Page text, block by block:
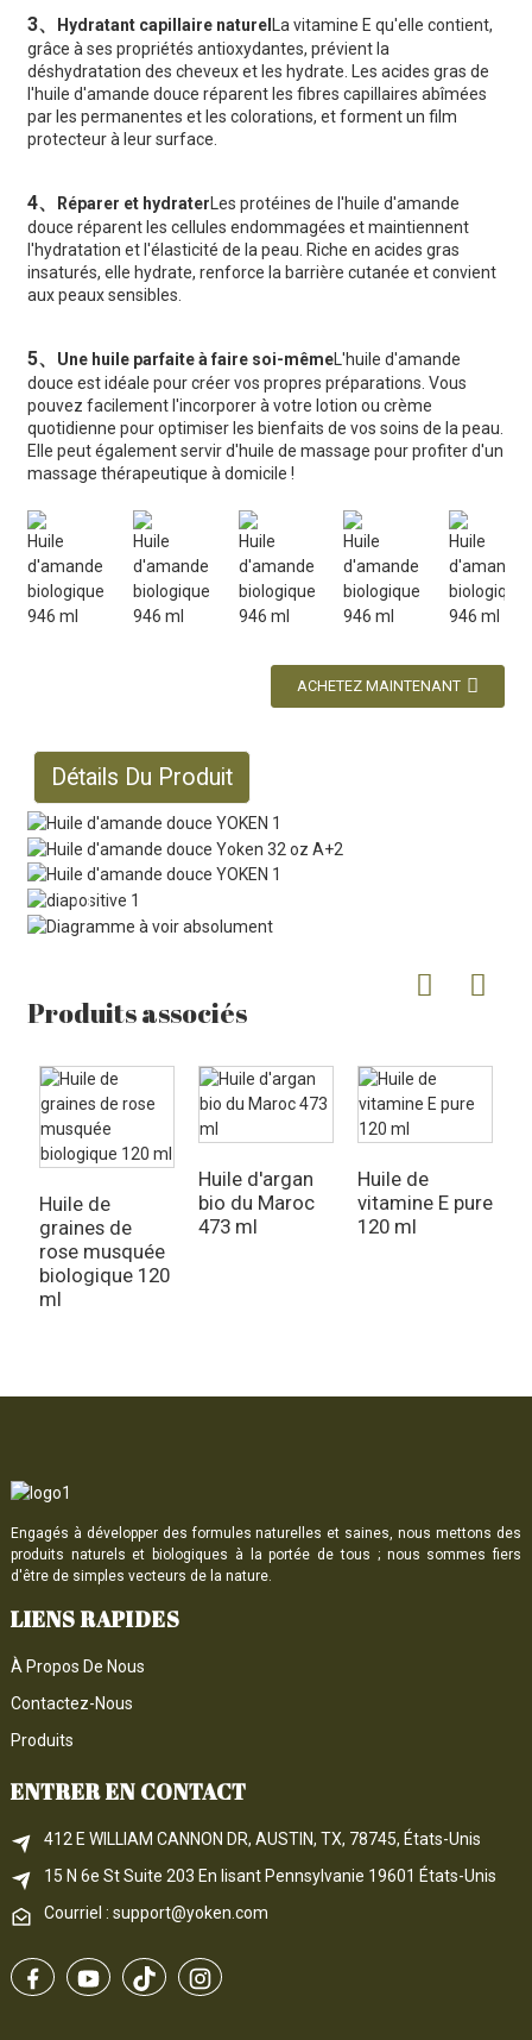
3、 Hydratant capillaire naturel
La vitamine E qu'elle contient,
grâce à ses propriétés antioxydantes, prévient la
déshydratation des cheveux et les hydrate. Les acides gras de
l'huile d'amande douce réparent les fibres capillaires abîmées
par les permanentes et les colorations, et forment un film
protecteur à leur surface.
4、 Réparer et hydrater Les protéines de l'huile d'amande
douce réparent les cellules endommagées et maintiennent
l'hydratation et l'élasticité de la peau. Riche en acides gras
insaturés, elle hydrate, renforce la barrière cutanée et convient
aux peaux sensibles.
5、 Une huile parfaite à faire soi-mêmeL'huile d'amande
douce est idéale pour créer vos propres préparations. Vous
pouvez facilement l'incorporer à votre lotion ou crème
quotidienne pour optimiser les bienfaits de vos soins de la peau.
Elle peut également servir d'huile de massage pour profiter d'un
massage thérapeutique à domicile !
ACHETEZ MAINTENANT
Détails Du Produit
Produits associés
Huile de
graines de
rose musquée
biologique 120
ml
Huile d'argan
bio du Maroc
473 ml
Huile de
vitamine E pure
120 ml
Engagés à développer des formules naturelles et saines, nous mettons des
produits naturels et biologiques à la portée de tous ; nous sommes fiers
d'être de simples vecteurs de la nature.
LIENS RAPIDES
À Propos De Nous
Contactez-Nous
Produits
ENTRER EN CONTACT
412 E WILLIAM CANNON DR, AUSTIN, TX, 78745, États-Unis
15 N 6e St Suite 203 En lisant Pennsylvanie 19601 États-Unis
Courriel : support@yoken.com